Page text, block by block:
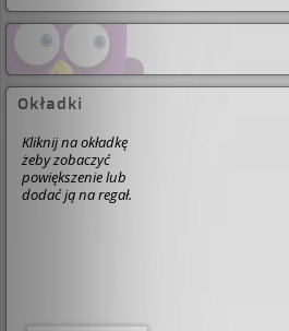
Okładki
Kliknij na okładkę
żeby zobaczyć
powiększenie lub
dodać ją na regał.